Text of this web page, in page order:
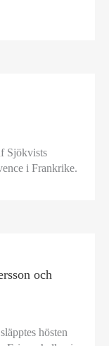
Sjökvists
i Frankrike.
och
hösten